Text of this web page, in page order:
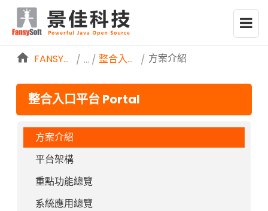
略過到內容
FANSYSOFTWEB / 整合入口平台 PORTAL / 方案介紹
整合入口平台 Portal
方案介紹
平台架構
重點功能總覽
系統應用總覽